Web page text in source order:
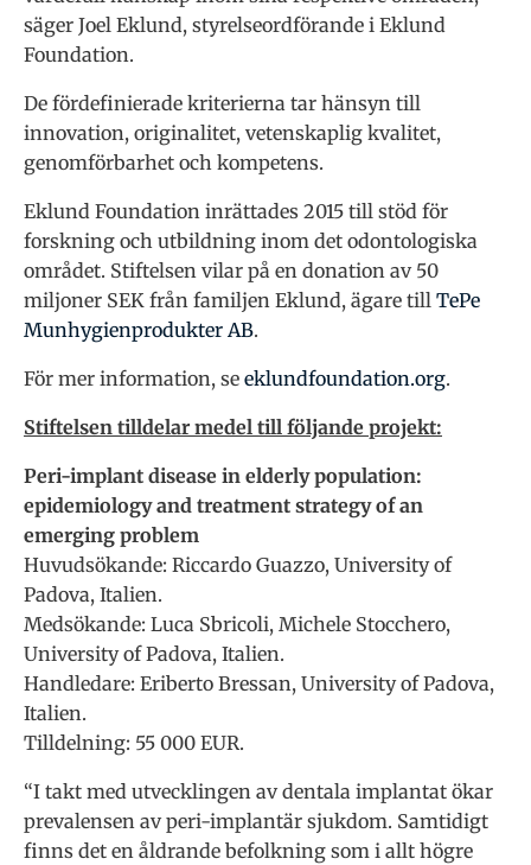
säger Joel Eklund, styrelseordförande i Eklund
Foundation.
De fördefinierade kriterierna tar hänsyn till
innovation, originalitet, vetenskaplig kvalitet,
genomförbarhet och kompetens.
Eklund Foundation inrättades 2015 till stöd för
forskning och utbildning inom det odontologiska
området. Stiftelsen vilar på en donation av 50
miljoner SEK från familjen Eklund, ägare till TePe
Munhygienprodukter AB.
För mer information, se eklundfoundation.org.
Stiftelsen tilldelar medel till följande projekt:
Peri-implant disease in elderly population:
epidemiology and treatment strategy of an
emerging problem
Huvudsökande: Riccardo Guazzo, University of
Padova, Italien.
Medsökande: Luca Sbricoli, Michele Stocchero,
University of Padova, Italien.
Handledare: Eriberto Bressan, University of Padova,
Italien.
Tilldelning: 55 000 EUR.
“I takt med utvecklingen av dentala implantat ökar
prevalensen av peri-implantär sjukdom. Samtidigt
finns det en åldrande befolkning som i allt högre